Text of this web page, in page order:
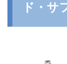
ド・サ